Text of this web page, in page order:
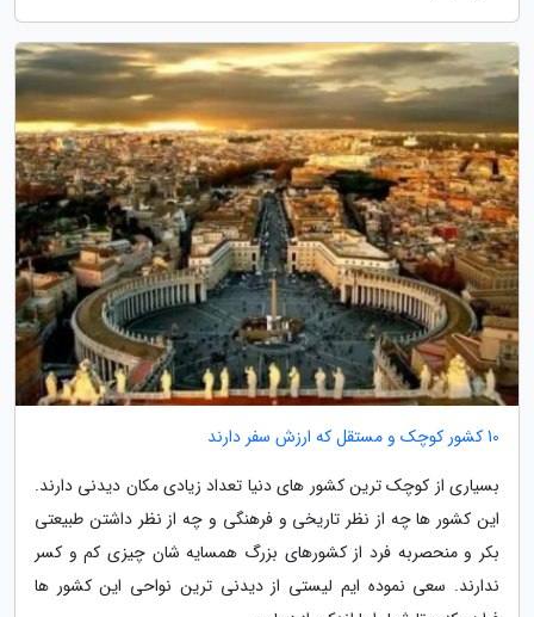
10 کشور کوچک و مستقل که ارزش سفر دارند
بسیاری از کوچک ترین کشور های دنیا تعداد زیادی مکان دیدنی دارند.
این کشور ها چه از نظر تاریخی و فرهنگی و چه از نظر داشتن طبیعتی
بکر و منحصربه فرد از کشورهای بزرگ همسایه شان چیزی کم و کسر
ندارند. سعی نموده ایم لیستی از دیدنی ترین نواحی این کشور ها